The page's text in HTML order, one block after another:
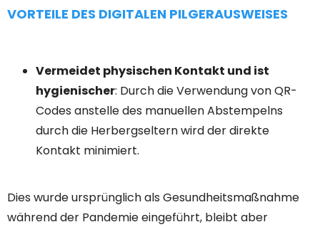
VORTEILE DES DIGITALEN PILGERAUSWEISES
Vermeidet physischen Kontakt und ist
hygienischer: Durch die Verwendung von QR-
Codes anstelle des manuellen Abstempelns
durch die Herbergseltern wird der direkte
Kontakt minimiert.
Dies wurde ursprünglich als Gesundheitsmaßnahme
während der Pandemie eingeführt, bleibt aber